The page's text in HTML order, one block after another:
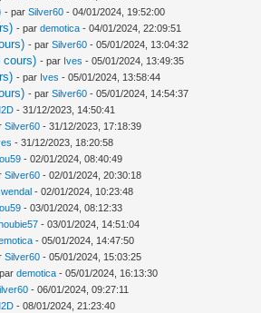
- parSilver60 - 04/01/2024, 19:52:00
- pardemotica - 04/01/2024, 22:09:51
- parSilver60 - 05/01/2024, 13:04:32
cours) - par Ives - 05/01/2024, 13:49:35
- par Ives - 05/01/2024, 13:58:44
- parSilver60 - 05/01/2024, 14:54:37
- 31/12/2023, 14:50:41
Silver60 - 31/12/2023, 17:18:39
- 31/12/2023, 18:20:58
- 02/01/2024, 08:40:49
Silver60 - 02/01/2024, 20:30:18
- 02/01/2024, 10:23:48
- 03/01/2024, 08:12:33
- 03/01/2024, 14:51:04
- 05/01/2024, 14:47:50
Silver60 - 05/01/2024, 15:03:25
demotica - 05/01/2024, 16:13:30
- 06/01/2024, 09:27:11
- 08/01/2024, 21:23:40